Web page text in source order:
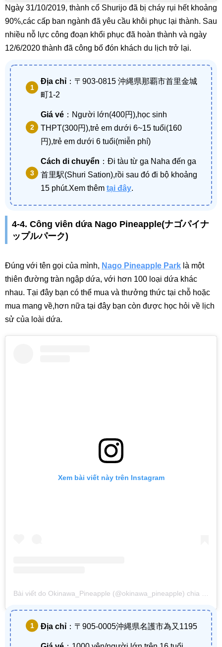
Ngày 31/10/2019, thành cổ Shurijo đã bị cháy rụi hết khoảng
90%,các cấp ban ngành đã yêu cầu khôi phục lại thành. Sau
nhiều nỗ lực công đoạn khổi phục đã hoàn thành và ngày
12/6/2020 thành đã công bố đón khách du lịch trở lại.
Địa chỉ ：〒903-0815 沖縄県那覇市首里金城
町1-2
Giá vé ：Người lớn(400円),học sinh
THPT(300円),trẻ em dưới 6~15 tuổi(160
円),trẻ em dưới 6 tuổi(miễn phí)
Cách di chuyển ：Đi tàu từ ga Naha đến ga
首里駅(Shuri Sation),rồi sau đó đi bộ khoảng
15 phút.Xem thêm tại đây.
4-4. Công viên dứa Nago Pineapple(ナゴパイナ
ップルパーク)
Đúng với tên gọi của mình, Nago Pineapple Park là một
thiên đường tràn ngập dứa, với hơn 100 loại dứa khác
nhau. Tại đây bạn có thể mua và thưởng thức tại chỗ hoặc
mua mang về,hơn nữa tại đây bạn còn được học hỏi về lịch
sử của loài dứa.
Xem bài viết này trên Instagram
Địa chỉ ：〒905-0005沖縄県名護市為又1195